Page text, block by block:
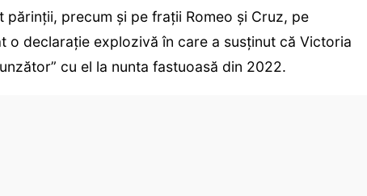
precum și pe frații Romeo și Cruz, pe
o declarație explozivă în care a susținut că Victoria
cu el la nunta fastuoasă din 2022.